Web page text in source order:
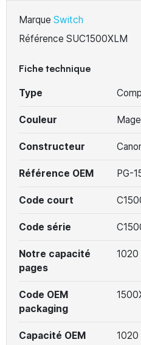
Marque Switch
Référence SUC1500XLM
Fiche technique
Type
Couleur
Constructeur
Référence OEM PG-
Code court
Code série
Notre capacité
pages
1020
Code OEM
packaging
Capacité OEM
1020